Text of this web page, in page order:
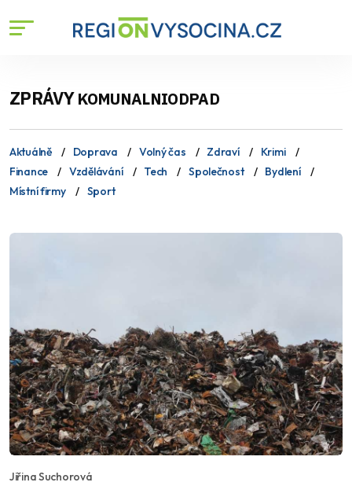
ZPRÁVYKOMUNALNIODPAD
Aktuálně Doprava Volný čas Zdraví
Krimi
Finance
Vzdělávání Tech Společnost
Bydlení
Místní firmy
Sport
Jiřina Suchorová